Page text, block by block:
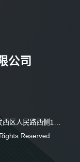
公司
公司地址：河北省邯郸市肥乡区经济开发西区人民路西侧126号
Reserved